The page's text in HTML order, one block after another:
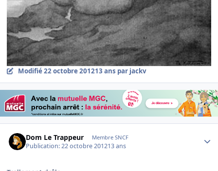
Modifié22 octobre 201213 ans par jackv
Dom Le Trappeur Membre SNCF
Publication:22 octobre 201213 ans